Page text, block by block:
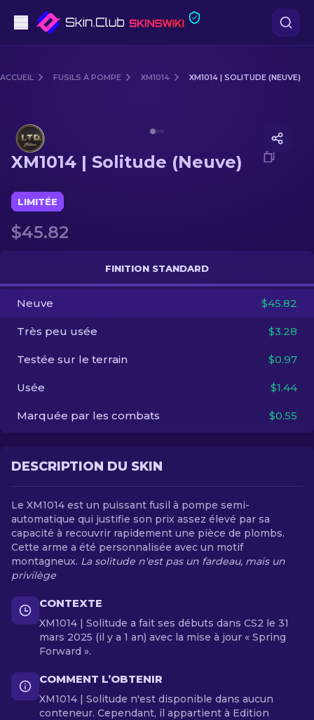
Fusils
Fusils de Précision
Couteaux
Gants
Autre
ACCUEIL FUSILS À POMPE XM1014 XM1014 | SOLITUDE (NEUVE)
XM1014 | Solitude (Neuve)
LIMITÉE
$45.82
FINITION STANDARD
Neuve $45.82
Très peu usée $3.28
Testée sur le terrain $0.97
Usée $1.44
Marquée par les combats $0.55
DESCRIPTION DU SKIN
Le XM1014 est un puissant fusil à pompe semi-
automatique qui justifie son prix assez élevé par sa
capacité à recouvrir rapidement une pièce de plombs.
Cette arme a été personnalisée avec un motif
montagneux. La solitude n'est pas un fardeau, mais un
privilège
CONTEXTE
XM1014 | Solitude a fait ses débuts dans CS2 le 31
mars 2025 (il y a 1 an) avec la mise à jour « Spring
Forward ».
COMMENT L’OBTENIR
XM1014 | Solitude n'est disponible dans aucun
conteneur. Cependant, il appartient à Edition